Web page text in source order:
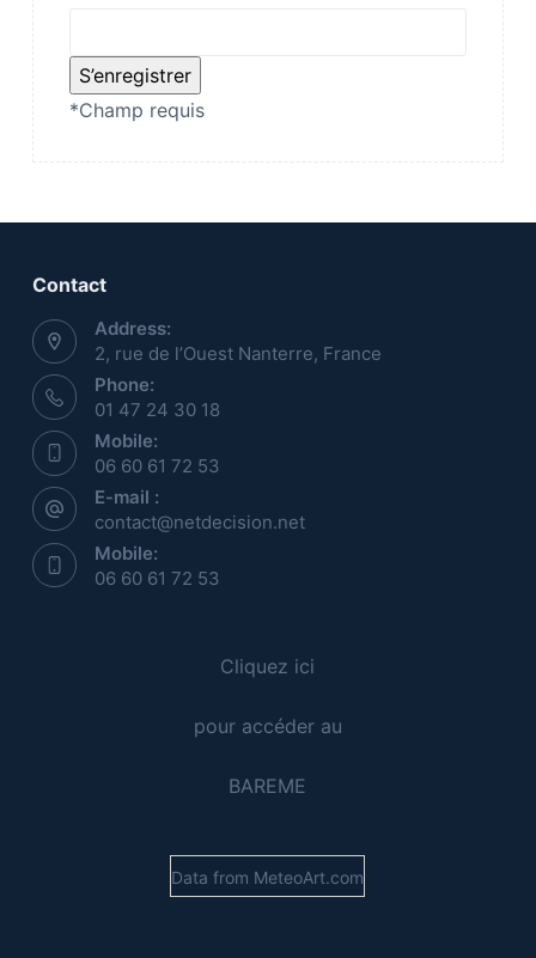
*Champ requis
Contact
Address:
2, rue de l’Ouest Nanterre, France
Phone:
01 47 24 30 18
Mobile:
06 60 61 72 53
E-mail :
contact@netdecision.net
Mobile:
06 60 61 72 53
Cliquez ici
pour accéder au
BAREME
Data from MeteoArt.com